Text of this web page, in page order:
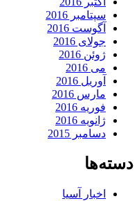
سپتامبر 2016
آگوست 2016
جولای 2016
ژوئن 2016
می 2016
آوریل 2016
مارس 2016
فوریه 2016
ژانویه 2016
دسامبر 2015
دسته‌ها
اخبار آسیا